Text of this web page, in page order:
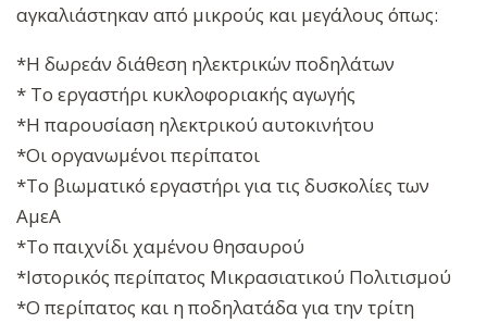
αγκαλιάστηκαν από μικρούς και μεγάλους όπως:
*Η δωρεάν διάθεση ηλεκτρικών ποδηλάτων
* Το εργαστήρι κυκλοφοριακής αγωγής
*Η παρουσίαση ηλεκτρικού αυτοκινήτου
*Οι οργανωμένοι περίπατοι
*Το βιωματικό εργαστήρι για τις δυσκολίες των
ΑμεΑ
*Το παιχνίδι χαμένου θησαυρού
*Ιστορικός περίπατος Μικρασιατικού Πολιτισμού
*Ο περίπατος και η ποδηλατάδα για την τρίτη